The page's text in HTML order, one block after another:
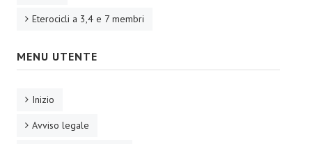
Eterocicli a 3,4 e 7 membri
MENU UTENTE
Inizio
Avviso legale